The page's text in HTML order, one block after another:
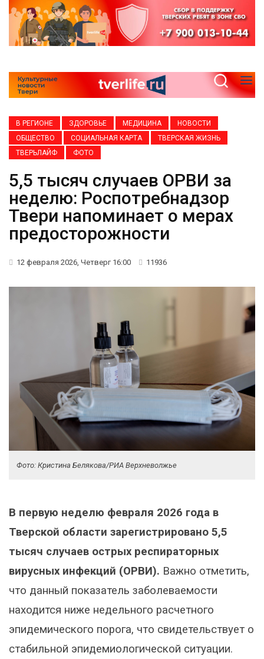
В РЕГИОНЕ ЗДОРОВЬЕ МЕДИЦИНА
НОВОСТИ
ОБЩЕСТВО
СОЦИАЛЬНАЯ КАРТА
ТВЕРСКАЯ ЖИЗНЬ
ТВЕРЬЛАЙФ
ФОТО
5,5 тысяч случаев ОРВИ за
неделю: Роспотребнадзор
Твери напоминает о мерах
предосторожности
12 февраля 2026, Четверг 16:00 11936
Фото: Кристина Белякова/РИА Верхневолжье
В первую неделю февраля 2026 года в
Тверской области зарегистрировано 5,5
тысяч случаев острых респираторных
вирусных инфекций (ОРВИ). Важно отметить,
что данный показатель заболеваемости
находится ниже недельного расчетного
эпидемического порога, что свидетельствует о
стабильной эпидемиологической ситуации.